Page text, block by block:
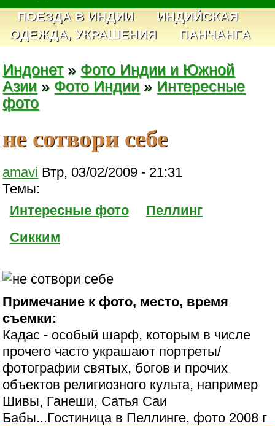
ПОЕЗДА В ИНДИИ
ИНДИЙСКАЯ
ОДЕЖДА, УКРАШЕНИЯ
ПАНЧАНГА
Индонет» Фото Индии и Южной
Азии » Фото Индии » Интересные
фото
не сотвори себе
amavi Втр, 03/02/2009 - 21:31
Темы:
Интересные фото
Пеллинг
Сикким
Примечание к фото, место, время
съемки:
Кадас - особый шарф, которым в числе
прочего часто украшают портреты/
фотографии святых, богов и прочих
объектов религиозного культа, например
Шивы, Ганеши, Сатья Саи
Бабы...Гостиница в Пеллинге, фото 2008 г